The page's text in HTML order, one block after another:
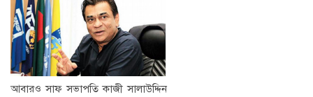
আবারও সাফ সভাপতি কাজী সালাউদ্দিন